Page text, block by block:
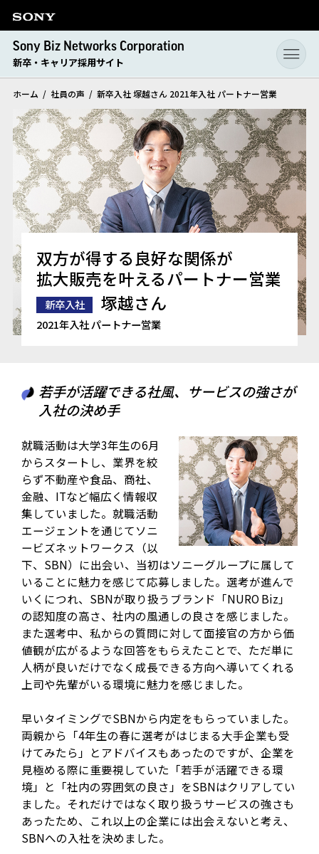
Sony Biz Networks Corporation
新卒・キャリア採用サイト
ホーム 社員の声 新卒入社 塚越さん 2021年入社 パートナー営業
双方が得する良好な関係が
拡大販売を叶えるパートナー営業
新卒入社 塚越さん
2021年入社 パートナー営業
若手が活躍できる社風、サービスの強さが
入社の決め手
就職活動は大学3年生の6月
からスタートし、業界を絞
らず不動産や食品、商社、
金融、ITなど幅広く情報収
集していました。就職活動
エージェントを通じてソニ
ービズネットワークス（以
下、SBN）に出会い、当初はソニーグループに属して
いることに魅力を感じて応募しました。選考が進んで
いくにつれ、SBNが取り扱うブランド「NURO Biz」
の認知度の高さ、社内の風通しの良さを感じました。
また選考中、私からの質問に対して面接官の方から価
値観が広がるような回答をもらえたことで、ただ単に
人柄が良いだけでなく成長できる方向へ導いてくれる
上司や先輩がいる環境に魅力を感じました。
早いタイミングでSBNから内定をもらっていました。
両親から「4年生の春に選考がはじまる大手企業も受
けてみたら」とアドバイスもあったのですが、企業を
見極める際に重要視していた「若手が活躍できる環
境」と「社内の雰囲気の良さ」をSBNはクリアしてい
ました。それだけではなく取り扱うサービスの強さも
あったため、これ以上の企業には出会えないと考え、
SBNへの入社を決めました。